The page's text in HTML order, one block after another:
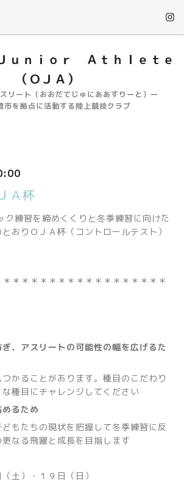
ｕｎｉｏｒ Ａｔｈｌｅｔｅ
（ＯＪＡ）
リート（おおだてじゅにああすりーと）ー
市を拠点に活動する陸上競技クラブ
Ａ杯
ク練習を締めくくりと冬季練習に向けた
おりＯＪＡ杯（コントロールテスト）
＊＊＊＊＊＊＊＊＊＊＊＊＊＊＊＊＊
、アスリートの可能性の幅を広げるた
かることがあります。種目のこだわり
種目にチャレンジしてください
るため
もたちの現状を把握して冬季練習に反
なる飛躍と成長を目指します
土）・１９日（日）